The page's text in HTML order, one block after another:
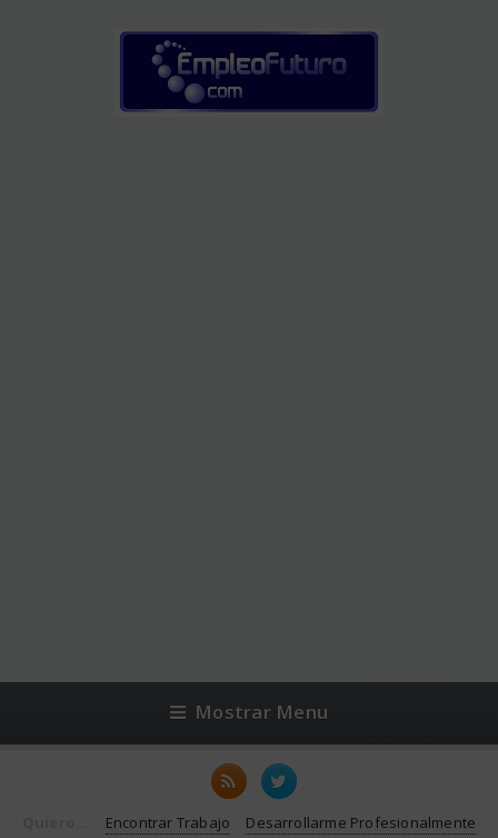
Mostrar Menu
Encontrar Trabajo
Desarrollarme Profesionalmente